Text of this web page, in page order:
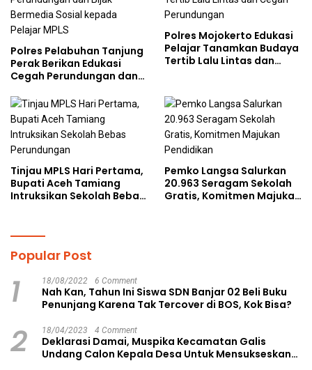
Polres Pelabuhan Tanjung
Perak Berikan Edukasi
Cegah Perundungan dan
kepada Pelajar MPLS
Polres Mojokerto Edukasi
Pelajar Tanamkan Budaya
Tertib Lalu Lintas dan
Tinjau MPLS Hari Pertama,
Bupati Aceh Tamiang
Intruksikan Sekolah Bebas
Pemko Langsa Salurkan
20.963 Seragam Sekolah
Gratis, Komitmen Majukan
Popular Post
1 18/08/2022 6 Comment
Nah Kan, Tahun Ini Siswa SDN Banjar 02 Beli Buku
Penunjang Karena Tak Tercover di BOS, Kok Bisa?
2 18/04/2023 4 Comment
Deklarasi Damai, Muspika Kecamatan Galis
Undang Calon Kepala Desa Untuk Mensukseskan